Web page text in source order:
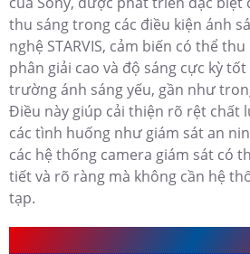
thu sáng trong các điều kiện ánh
nghệ STARVIS, cảm biến có thể
phân giải cao và độ sáng cực kỳ
trường ánh sáng yếu, gần như
Điều này giúp cải thiện rõ rệt chất
các tình huống như giám sát an
các hệ thống camera giám sát có
tiết và rõ ràng mà không cần hệ
tạp.